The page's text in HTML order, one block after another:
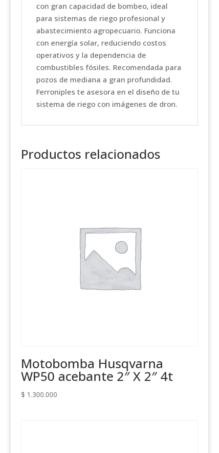
con gran capacidad de bombeo, ideal
para sistemas de riego profesional y
abastecimiento agropecuario. Funciona
con energía solar, reduciendo costos
operativos y la dependencia de
combustibles fósiles. Recomendada para
pozos de mediana a gran profundidad.
Ferroniples te asesora en el diseño de tu
sistema de riego con imágenes de dron.
Productos relacionados
Motobomba Husqvarna
WP50 acebante 2″ X 2″ 4t
$ 1.300.000